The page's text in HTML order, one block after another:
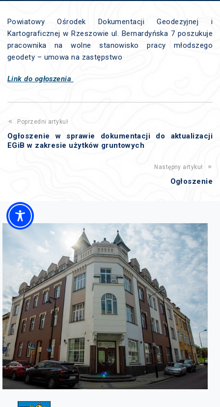
Powiatowy Ośrodek Dokumentacji Geodezyjnej i
Kartograficznej w Rzeszowie ul. Bernardyńska 7 poszukuje
pracownika na wolne stanowisko pracy młodszego
geodety – umowa na zastępstwo
Link do ogłoszenia
Poprzedni artykuł
Ogłoszenie w sprawie dokumentacji do aktualizacji
EGiB w zakresie użytków gruntowych
Następny artykuł
Ogłoszenie